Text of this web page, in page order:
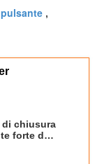
,
chiusura
forte del